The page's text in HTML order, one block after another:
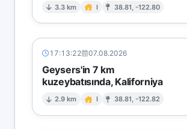
3.3 km I 38.81, -122.80
17:13:22 07.08.2026
Geysers'in 7 km
kuzeybatısında, Kaliforniya
2.9 km I 38.81, -122.82